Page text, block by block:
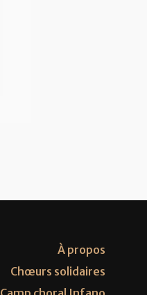
À propos
Chœurs solidaires